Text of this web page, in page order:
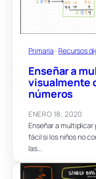
Primaria · Recursos
Enseñar a
visualmente
números
ENERO 18, 2020
Enseñar a
fácil si los niños no
las…